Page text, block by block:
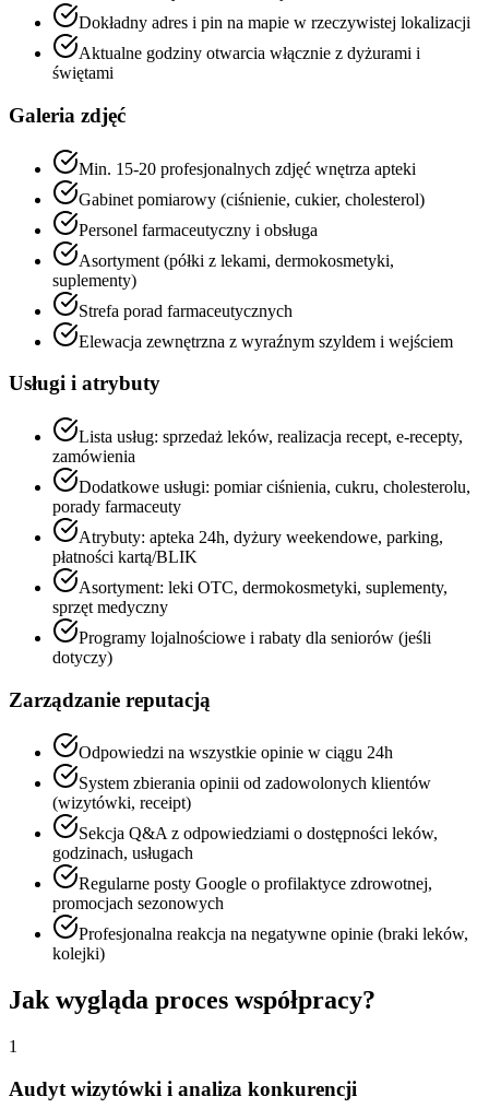
Dokładny adres i pin na mapie w rzeczywistej lokalizacji
Aktualne godziny otwarcia włącznie z dyżurami i
świętami
Galeria zdjęć
Min. 15-20 profesjonalnych zdjęć wnętrza apteki
Gabinet pomiarowy (ciśnienie, cukier, cholesterol)
Personel farmaceutyczny i obsługa
Asortyment (półki z lekami, dermokosmetyki,
suplementy)
Strefa porad farmaceutycznych
Elewacja zewnętrzna z wyraźnym szyldem i wejściem
Usługi i atrybuty
Lista usług: sprzedaż leków, realizacja recept, e-recepty,
zamówienia
Dodatkowe usługi: pomiar ciśnienia, cukru, cholesterolu,
porady farmaceuty
Atrybuty: apteka 24h, dyżury weekendowe, parking,
płatności kartą/BLIK
Asortyment: leki OTC, dermokosmetyki, suplementy,
sprzęt medyczny
Programy lojalnościowe i rabaty dla seniorów (jeśli
dotyczy)
Zarządzanie reputacją
Odpowiedzi na wszystkie opinie w ciągu 24h
System zbierania opinii od zadowolonych klientów
(wizytówki, receipt)
Sekcja Q&A z odpowiedziami o dostępności leków,
godzinach, usługach
Regularne posty Google o profilaktyce zdrowotnej,
promocjach sezonowych
Profesjonalna reakcja na negatywne opinie (braki leków,
kolejki)
Jak wygląda proces współpracy?
1
Audyt wizytówki i analiza konkurencji